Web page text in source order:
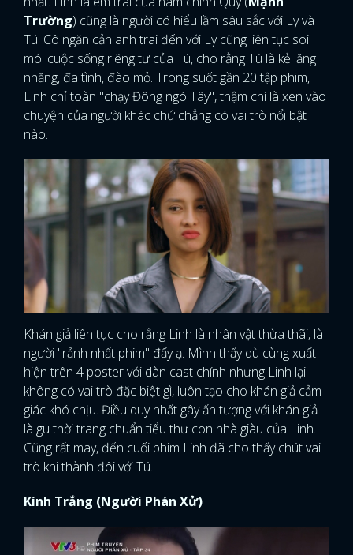
Trường) cũng là người có hiểu lầm sâu sắc với Ly và
Tú. Cô ngăn cản anh trai đến với Ly cũng liên tục soi
mói cuộc sống riêng tư của Tú, cho rằng Tú là kẻ lăng
nhăng, đa tình, đào mỏ. Trong suốt gần 20 tập phim,
Linh chỉ toàn "chạy Đông ngó Tây", thậm chí là xen vào
chuyện của người khác chứ chẳng có vai trò nổi bật
nào.
Khán giả liên tục cho rằng Linh là nhân vật thừa thãi, là
người "rảnh nhất phim" đấy ạ. Mình thấy dù cùng xuất
hiện trên 4 poster với dàn cast chính nhưng Linh lại
không có vai trò đặc biệt gì, luôn tạo cho khán giả cảm
giác khó chịu. Điều duy nhất gây ấn tượng với khán giả
là gu thời trang chuẩn tiểu thư con nhà giàu của Linh.
Cũng rất may, đến cuối phim Linh đã cho thấy chút vai
trò khi thành đôi với Tú.
Kính Trắng (Người Phán Xử)